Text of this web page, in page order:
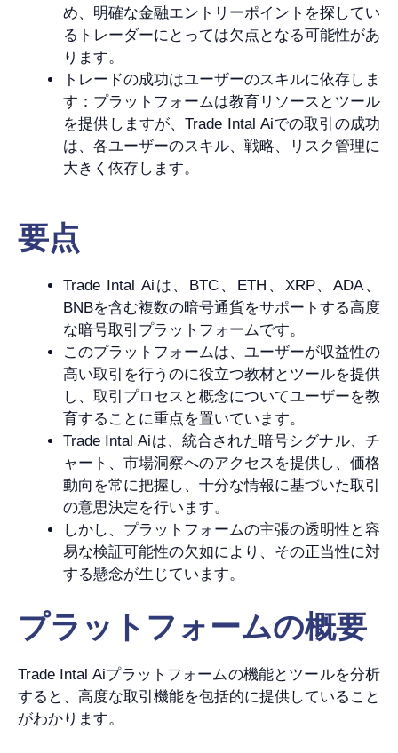
め、明確な金融エントリーポイントを探してい
るトレーダーにとっては欠点となる可能性があ
ります。
トレードの成功はユーザーのスキルに依存しま
す：プラットフォームは教育リソースとツール
を提供しますが、Trade Intal Aiでの取引の成功
は、各ユーザーのスキル、戦略、リスク管理に
大きく依存します。
要点
Trade Intal Aiは、BTC、ETH、XRP、ADA、
BNBを含む複数の暗号通貨をサポートする高度
な暗号取引プラットフォームです。
このプラットフォームは、ユーザーが収益性の
高い取引を行うのに役立つ教材とツールを提供
し、取引プロセスと概念についてユーザーを教
育することに重点を置いています。
Trade Intal Aiは、統合された暗号シグナル、チ
ャート、市場洞察へのアクセスを提供し、価格
動向を常に把握し、十分な情報に基づいた取引
の意思決定を行います。
しかし、プラットフォームの主張の透明性と容
易な検証可能性の欠如により、その正当性に対
する懸念が生じています。
プラットフォームの概要
Trade Intal Aiプラットフォームの機能とツールを分析
すると、高度な取引機能を包括的に提供していること
がわかります。